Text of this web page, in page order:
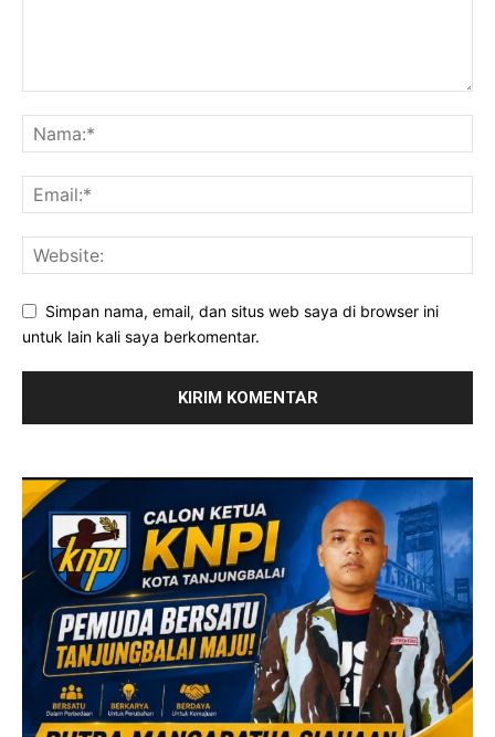
Simpan nama, email, dan situs web saya di browser ini
untuk lain kali saya berkomentar.